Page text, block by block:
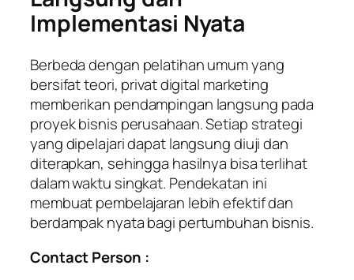
Implementasi Nyata
Berbeda dengan pelatihan umum yang
bersifat teori, privat digital marketing
memberikan pendampingan langsung pada
proyek bisnis perusahaan. Setiap strategi
yang dipelajari dapat langsung diuji dan
diterapkan, sehingga hasilnya bisa terlihat
dalam waktu singkat. Pendekatan ini
membuat pembelajaran lebih efektif dan
berdampak nyata bagi pertumbuhan bisnis.
Contact Person :